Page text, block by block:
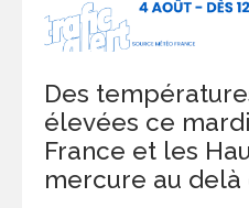
Des
élevées ce
France et les
mercure au delà